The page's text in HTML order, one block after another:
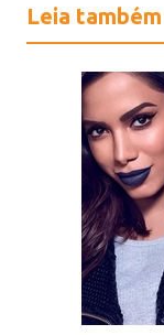
Leia também